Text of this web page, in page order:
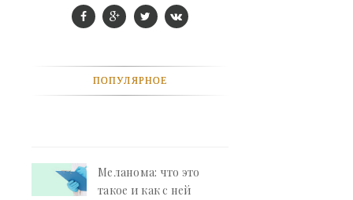
ПОПУЛЯРНОЕ
Меланома: что это
такое и как с ней